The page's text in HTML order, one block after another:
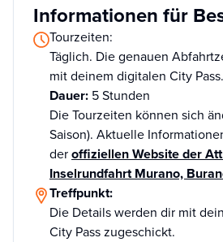
Informationen für
Tourzeiten:
Täglich. Die genauen
mit deinem digitalen City Pass.
Dauer: 5 Stunden
Die Tourzeiten können sich
Saison). Aktuelle
deroffiziellen Website der
Inselrundfahrt Murano,
Treffpunkt:
Die Details werden dir mit
City Pass zugeschickt.